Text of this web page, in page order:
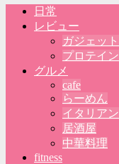
日常
レビュー
ガジェット
プロテイン
グルメ
cafe
らーめん
イタリアン
居酒屋
中華料理
fitness